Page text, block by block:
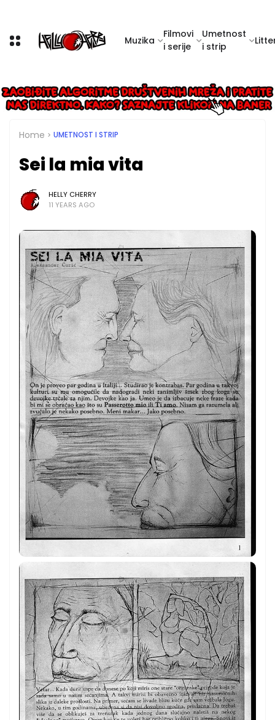
Muzika
Filmovi
i serije
Umetnost
i strip
Home UMETNOST I STRIP
Sei la mia vita
HELLY CHERRY
11 YEARS AGO